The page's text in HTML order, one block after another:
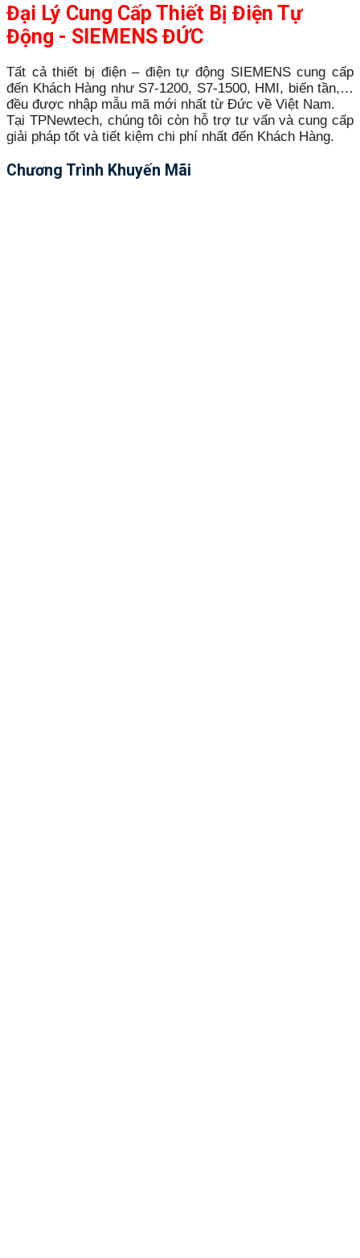
Đại Lý Cung Cấp Thiết Bị Điện Tự
Động - SIEMENS ĐỨC
Tất cả thiết bị điện – điện tự động SIEMENS cung cấp
đến Khách Hàng như S7-1200, S7-1500, HMI, biến tần,…
đều được nhập mẫu mã mới nhất từ Đức về Việt Nam.
Tại TPNewtech, chúng tôi còn hỗ trợ tư vấn và cung cấp
giải pháp tốt và tiết kiệm chi phí nhất đến Khách Hàng.
Chương Trình Khuyến Mãi